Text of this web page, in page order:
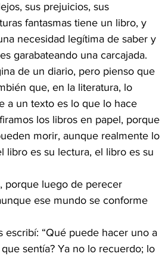
sus prejuicios, sus
fantasmas tiene un libro, y
necesidad legítima de saber y
garabateando una carcajada.
de un diario, pero pienso que
que, en la literatura, lo
a un texto es lo que lo hace
los libros en papel, porque
morir, aunque realmente lo
libro es su lectura, el libro es su
porque luego de perecer
ese mundo se conforme
“Qué puede hacer uno a
sentía? Ya no lo recuerdo; lo